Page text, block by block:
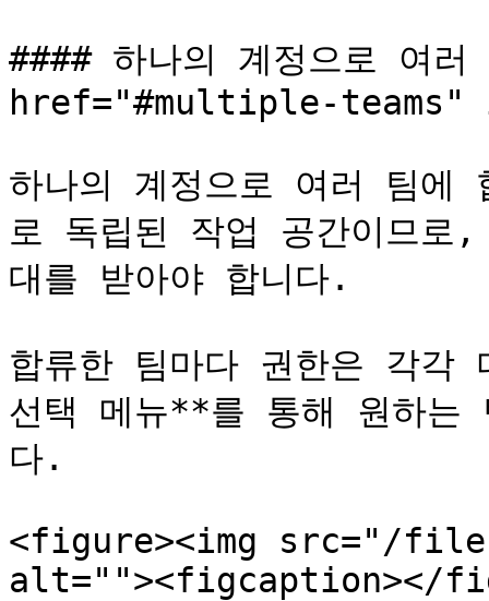
#### 하나의 계정으로 여
href="#multiple-teams"
하나의 계정으로 여러 팀
로 독립된 작업 공간이므로
대를 받아야 합니다.
합류한 팀마다 권한은 각
선택 메뉴**를 통해 원하는
다.
<figure><img src="/files/
alt=""><figcaption></